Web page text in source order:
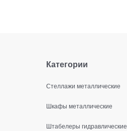
Категории
Стеллажи металлические
Шкафы металлические
Штабелеры гидравлические